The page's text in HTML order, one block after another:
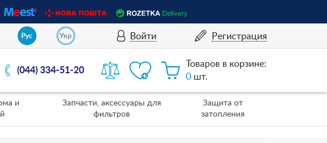
Рус Укр Войти Регистрация
(044) 334-51-20
Товаров в корзине:
0 шт.
и
Запчасти, аксессуары для
фильтров
Защита от
затопления